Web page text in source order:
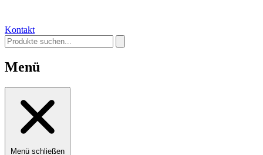
Kontakt
Menü
Menü schließen